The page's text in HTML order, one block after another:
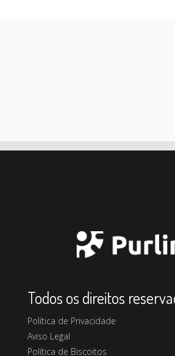
Todos os direitos
Política de Privacidade
Aviso Legal
Política de Biscoitos